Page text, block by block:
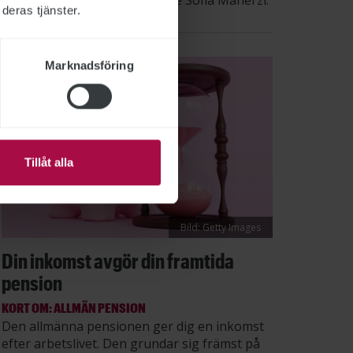
tjänster.
Marknadsföring
Tillåt alla
Bild: Getty Images
Din inkomst avgör din framtida
pension
KORT OM: ALLMÄN PENSION
Den allmänna pensionen ger dig en inkomst
efter arbetslivet. Den grundar sig främst på